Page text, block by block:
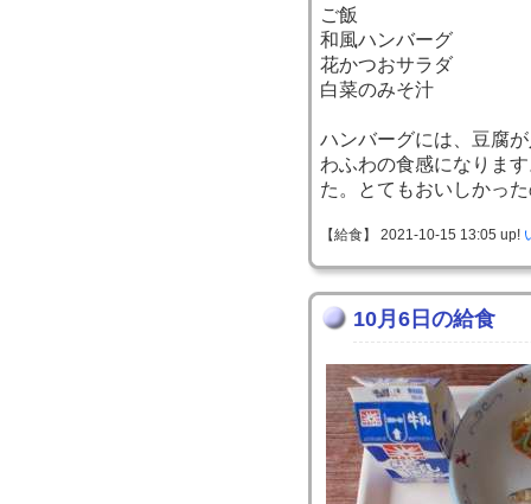
ご飯
和風ハンバーグ
花かつおサラダ
白菜のみそ汁
ハンバーグには、豆腐
わふわの食感になりま
た。とてもおいしかっ
【給食】 2021-10-15 13:05 up!
10月6日の給食